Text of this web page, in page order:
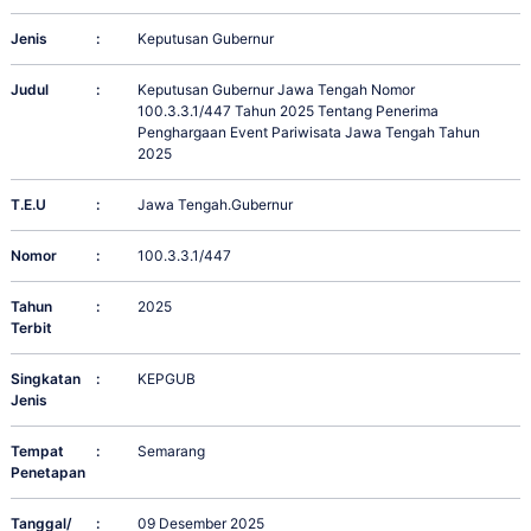
Jenis : Keputusan Gubernur
Judul :
Keputusan Gubernur Jawa Tengah Nomor
100.3.3.1/447 Tahun 2025 Tentang Penerima
Penghargaan Event Pariwisata Jawa Tengah Tahun
2025
T.E.U : Jawa Tengah.Gubernur
Nomor : 100.3.3.1/447
Tahun
Terbit
: 2025
Singkatan
Jenis
: KEPGUB
Tempat
Penetapan
: Semarang
Tanggal/ : 09 Desember 2025